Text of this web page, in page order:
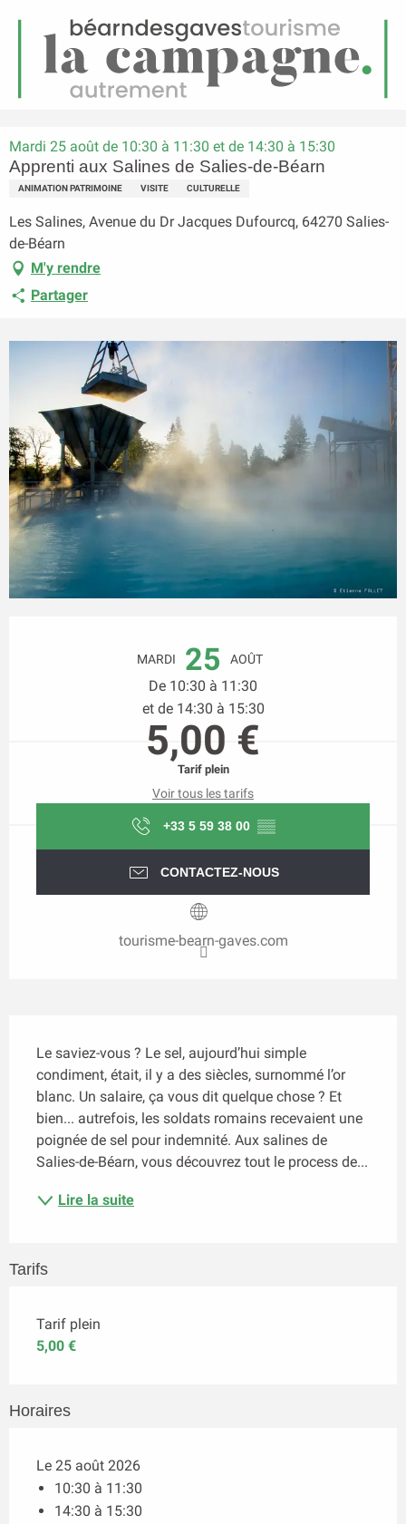
Menu
Apprenti aux Salines de Salies-de-Béarn
Mardi 25 août de 10:30 à 11:30 et de 14:30 à 15:30
Apprenti aux Salines de Salies-de-Béarn
ANIMATION PATRIMOINE VISITE CULTURELLE
Les Salines, Avenue du Dr Jacques Dufourcq, 64270 Salies-
de-Béarn
M'y rendre
Partager
MARDI 25 AOÛT
De 10:30 à 11:30
et de 14:30 à 15:30
5,00 €
Tarif plein
Voir tous les tarifs
+33 5 59 38 00 ▒▒
CONTACTEZ-NOUS
tourisme-bearn-gaves.com
Le saviez-vous ? Le sel, aujourd’hui simple
condiment, était, il y a des siècles, surnommé l’or
blanc. Un salaire, ça vous dit quelque chose ? Et
bien... autrefois, les soldats romains recevaient une
poignée de sel pour indemnité. Aux salines de
Salies-de-Béarn, vous découvrez tout le process de...
Lire la suite
Tarifs
Tarif plein
5,00 €
Horaires
Le 25 août 2026
10:30 à 11:30
14:30 à 15:30